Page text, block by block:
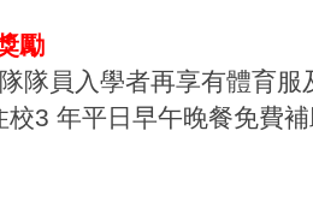
勵
隊員入學者再享有體育服
3 年平日早午晚餐免費補